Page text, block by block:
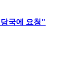
국에 요청"